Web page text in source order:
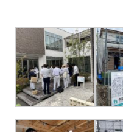
プ
の
家
づ
く
り
暮
り
の
レ
シ
ピ
く
ウ
ス
ー
ト
つ
会
社
概
要
ス
タ
徳
島
モ
デ
ル
ハ
香
川
モ
デ
ル
ハ